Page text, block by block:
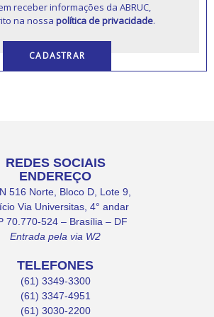
receber informações da ABRUC,
na nossapolítica de privacidade.
REDES SOCIAIS
ENDEREÇO
516 Norte, Bloco D, Lote 9,
Via Universitas, 4° andar
70.770-524 – Brasília – DF
Entrada pela via W2
TELEFONES
(61) 3349-3300
(61) 3347-4951
(61) 3030-2200